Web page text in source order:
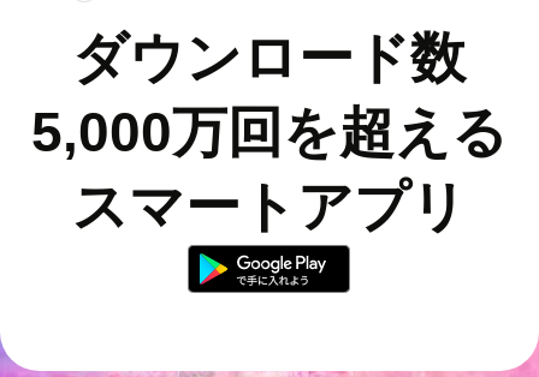
ダウンロード数
5,000万回を超える
スマートアプリ